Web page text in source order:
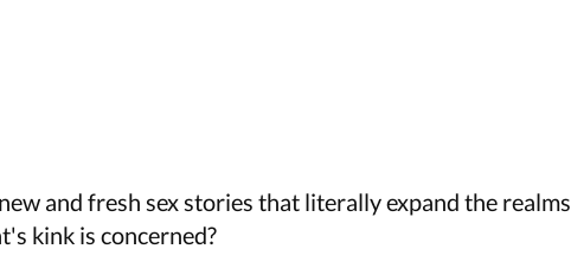
and fresh sex stories that literally expand the realms
kink is concerned?